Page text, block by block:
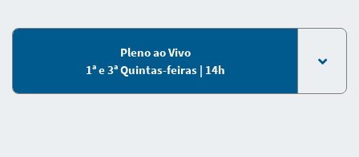
Pleno ao Vivo
1ª e 3ª Quintas-feiras | 14h